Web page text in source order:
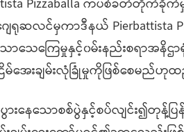
Pizzaballa ကပစ်ခတ်တိုက်
ေရုဆလင်မှကာဒီနယ် Pierbattista
သေကြေမှုနှင့်၀မ်းနည်းစရာအနိဌာ
ေးချမ်းလုံခြုံမှုကိုဖြစ်စေမည်ဟု
နေသောစစ်ပွဲနှင့်စပ်လျင်း၍တုန့်